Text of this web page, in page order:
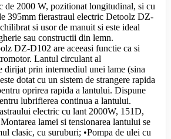
de 2000 W, pozitionat longitudinal, si cu
395mm fierastraul electric Detoolz DZ-
si usor de manuit si este ideal
sau constructii din lemn.
DZ-D102 are aceeasi functie ca si
Lantul circulant al
dirijat prin intermediul unei lame (sina
dotat cu un sistem de strangere rapida
oprirea rapida a lantului. Dispune
lubrifierea continua a lantului.
electric cu lant 2000W, 151D,
lamei si tensionarea lantului se
clasic, cu suruburi; •Pompa de ulei cu